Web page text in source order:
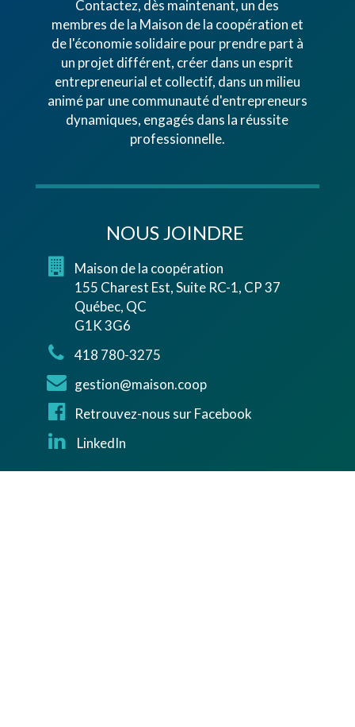
Contactez, dès maintenant, un des
membres de la Maison de la coopération et
de l'économie solidaire pour prendre part à
un projet différent, créer dans un esprit
entrepreneurial et collectif, dans un milieu
animé par une communauté d'entrepreneurs
dynamiques, engagés dans la réussite
professionnelle.
NOUS JOINDRE
Maison de la coopération
155 Charest Est, Suite RC-1, CP 37
Québec, QC
G1K 3G6
418 780-3275
gestion@maison.coop
Retrouvez-nous sur Facebook
LinkedIn